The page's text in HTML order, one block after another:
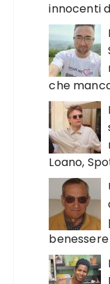
innocenti
che
Loano,